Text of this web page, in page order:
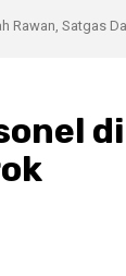
Rawan, Satgas